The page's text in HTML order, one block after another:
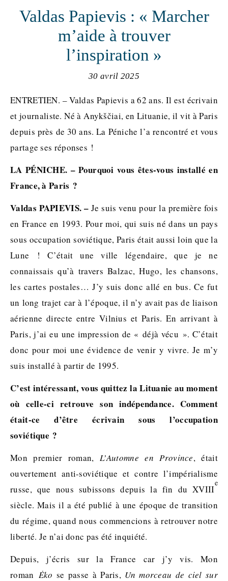
Valdas Papievis : « Marcher
m’aide à trouver
l’inspiration »
30 avril 2025
ENTRETIEN. – Valdas Papievis a 62 ans. Il est écrivain
et journaliste. Né à Anykščiai, en Lituanie, il vit à Paris
depuis près de 30 ans. La Péniche l’a rencontré et vous
partage ses réponses !
LA PÉNICHE. – Pourquoi vous êtes-vous installé en
France, à Paris ?
Valdas PAPIEVIS. –Je suis venu pour la première fois
en France en 1993. Pour moi, qui suis né dans un pays
sous occupation soviétique, Paris était aussi loin que la
Lune ! C’était une ville légendaire, que je ne
connaissais qu’à travers Balzac, Hugo, les chansons,
les cartes postales… J’y suis donc allé en bus. Ce fut
un long trajet car à l’époque, il n’y avait pas de liaison
aérienne directe entre Vilnius et Paris. En arrivant à
Paris, j’ai eu une impression de « déjà vécu ». C’était
donc pour moi une évidence de venir y vivre. Je m’y
suis installé à partir de 1995.
C’est intéressant, vous quittez la Lituanie au moment
où celle-ci retrouve son indépendance. Comment
était-ce d’être écrivain sous l’occupation
soviétique ?
Mon premier roman,L’Automne en Province, était
ouvertement anti-soviétique et contre l’impérialisme
russe, que nous subissons depuis la fin du XVIII
e
siècle. Mais il a été publié à une époque de transition
du régime, quand nous commencions à retrouver notre
liberté. Je n’ai donc pas été inquiété.
Depuis, j’écris sur la France car j’y vis. Mon
roman Ėko se passe à Paris, Un morceau de ciel sur